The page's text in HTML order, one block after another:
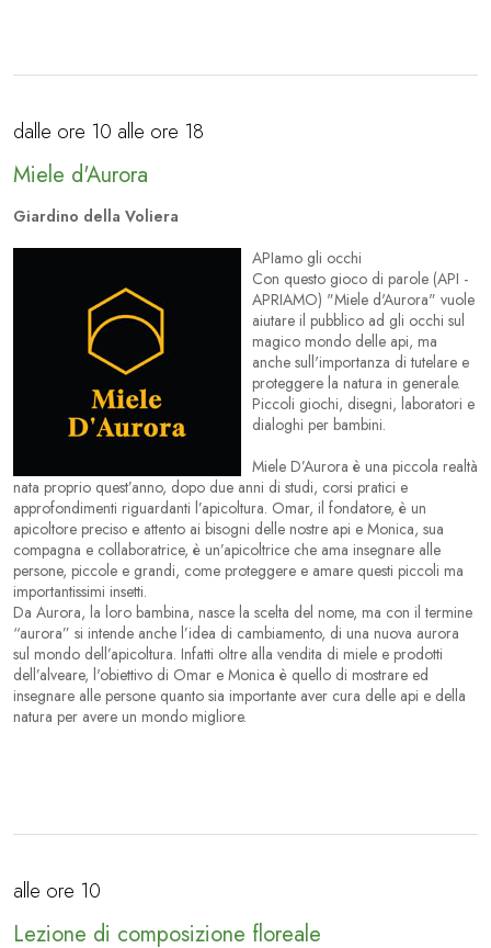
dalle ore 10 alle ore 18
Miele d'Aurora
Giardino della Voliera
APIamo gli occhi
Con questo gioco di parole (API -
APRIAMO) "Miele d'Aurora" vuole
aiutare il pubblico ad gli occhi sul
magico mondo delle api, ma
anche sull'importanza di tutelare e
proteggere la natura in generale.
Piccoli giochi, disegni, laboratori e
dialoghi per bambini.
Miele D’Aurora è una piccola realtà
nata proprio quest’anno, dopo due anni di studi, corsi pratici e
approfondimenti riguardanti l’apicoltura. Omar, il fondatore, è un
apicoltore preciso e attento ai bisogni delle nostre api e Monica, sua
compagna e collaboratrice, è un’apicoltrice che ama insegnare alle
persone, piccole e grandi, come proteggere e amare questi piccoli ma
importantissimi insetti.
Da Aurora, la loro bambina, nasce la scelta del nome, ma con il termine
“aurora” si intende anche l’idea di cambiamento, di una nuova aurora
sul mondo dell’apicoltura. Infatti oltre alla vendita di miele e prodotti
dell’alveare, l'obiettivo di Omar e Monica è quello di mostrare ed
insegnare alle persone quanto sia importante aver cura delle api e della
natura per avere un mondo migliore.
alle ore 10
Lezione di composizione floreale